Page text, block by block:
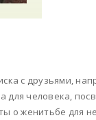
с друзьями,
человека,
о женитьбе для